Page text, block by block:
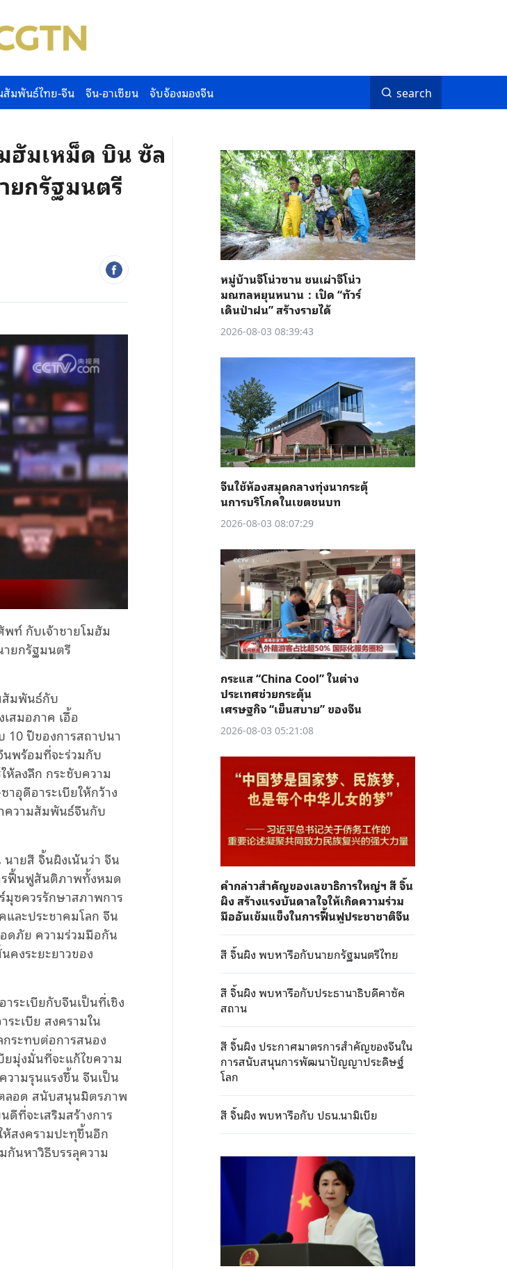
สัมพันธ์ไทย-จีน จีน-อาเซียน จับจ้องมองจีน search
ฮัมเหม็ด บิน ซัล
ยกรัฐมนตรี
พท์ กับเจ้าชายโมฮัม
ายกรัฐมนตรี
สัมพันธ์กับ
สมอภาค เอื้อ
10 ปีของการสถาปนา
พร้อมที่จะร่วมกับ
ห้ลงลึก กระชับความ
อุดีอาระเบียให้กว้าง
ความสัมพันธ์จีนกับ
ายสี จิ้นผิงเน้นว่า จีน
ฟื้นฟูสันติภาพทั้งหมด
ซควรรักษาสภาพการ
ละประชาคมโลก จีน
ดภัย ความร่วมมือกัน
งระยะยาวของ
ระเบียกับจีนเป็นที่เชิง
ะเบีย สงครามใน
ระทบต่อการสนอง
ยมุ่งมั่นที่จะแก้ไขความ
วามรุนแรงขึ้น จีนเป็น
ลอด สนับสนุนมิตรภาพ
ดีที่จะเสริมสร้างการ
สงครามปะทุขึ้นอีก
กันหาวิธีบรรลุความ
หมู่บ้านจีโน่วซาน ชนเผ่าจีโน่ว
มณฑลหยุนหนาน：เปิด “ทัวร์
เดินป่าฝน” สร้างรายได้
2026-08-03 08:39:43
จีนใช้ห้องสมุดกลางทุ่งนากระตุ้
นการบริโภคในเขตชนบท
2026-08-03 08:07:29
กระแส “China Cool” ในต่าง
ประเทศช่วยกระตุ้น
เศรษฐกิจ “เย็นสบาย” ของจีน
2026-08-03 05:21:08
คำกล่าวสำคัญของเลขาธิการใหญ่ฯ สี จิ้น
ผิง สร้างแรงบันดาลใจให้เกิดความร่วม
มืออันเข้มแข็งในการฟื้นฟูประชาชาติจีน
สี จิ้นผิง พบหารือกับนายกรัฐมนตรีไทย
สี จิ้นผิง พบหารือกับประธานาธิบดีคาซัค
สถาน
สี จิ้นผิง ประกาศมาตรการสำคัญของจีนใน
การสนับสนุนการพัฒนาปัญญาประดิษฐ์
โลก
สี จิ้นผิง พบหารือกับ ปธน.นามิเบีย